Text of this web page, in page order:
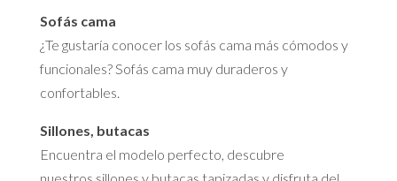
Sofás cama
¿Te gustaría conocer los sofás cama más cómodos y
funcionales? Sofás cama muy duraderos y
confortables.
Sillones, butacas
Encuentra el modelo perfecto, descubre